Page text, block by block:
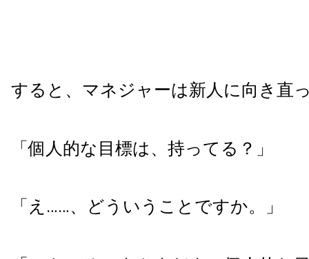
すると、マネジャーは新人に向き直
「個人的な目標は、持ってる？」
「え……、どういうことですか。」